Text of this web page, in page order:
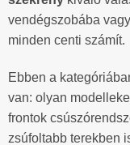
vendégszobába
minden centi számít.
Ebben a
van: olyan
frontok
zsúfoltabb terekben